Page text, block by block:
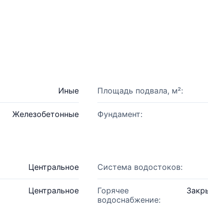
Иные Площадь подвала, м²:
Железобетонные Фундамент:
Центральное Система водостоков:
Центральное
Горячее
водоснабжение: